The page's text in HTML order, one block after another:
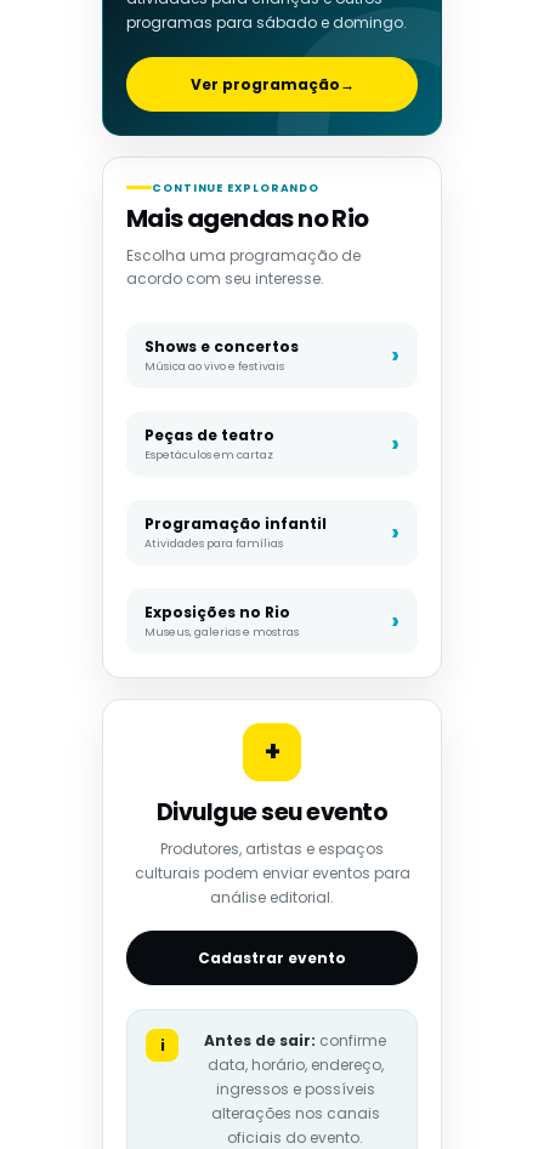
programas para sábado e domingo.
Ver programação→
CONTINUE EXPLORANDO
Mais agendas no Rio
Escolha uma programação de
acordo com seu interesse.
Shows e concertos
Música ao vivo e festivais
Peças de teatro
Espetáculos em cartaz
Programação infantil
Atividades para famílias
Exposições no Rio
Museus, galerias e mostras
+
Divulgue seu evento
Produtores, artistas e espaços
culturais podem enviar eventos para
análise editorial.
Cadastrar evento
i Antes de sair: confirme
data, horário, endereço,
ingressos e possíveis
alterações nos canais
oficiais do evento.